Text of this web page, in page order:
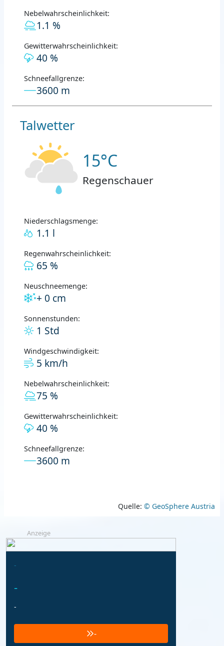
Nebelwahrscheinlichkeit:
1.1 %
Gewitterwahrscheinlichkeit:
40 %
Schneefallgrenze:
3600 m
Talwetter
15°C
Regenschauer
Niederschlagsmenge:
1.1 l
Regenwahrscheinlichkeit:
65 %
Neuschneemenge:
+ 0 cm
Sonnenstunden:
1 Std
Windgeschwindigkeit:
5 km/h
Nebelwahrscheinlichkeit:
75 %
Gewitterwahrscheinlichkeit:
40 %
Schneefallgrenze:
3600 m
Quelle: © GeoSphere Austria
Anzeige
-
-
-
-